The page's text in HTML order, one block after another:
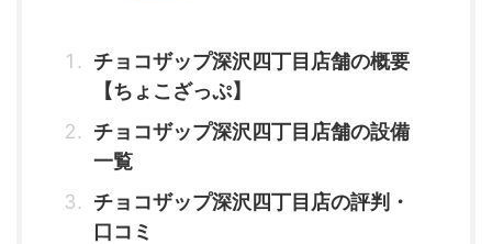
チョコザップ深沢四丁目店舗の概要
【ちょこざっぷ】
チョコザップ深沢四丁目店舗の設備
一覧
チョコザップ深沢四丁目店の評判・
口コミ